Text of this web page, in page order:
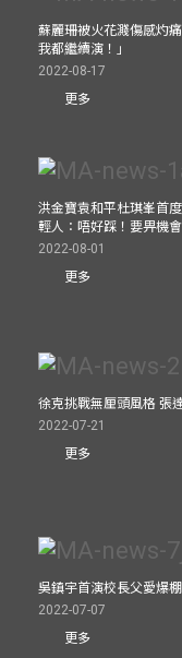
蘇麗珊被火花濺傷感灼
我都繼續演！」
2022-08-17
更多
洪金寶袁和平杜琪峯首
輕人：唔好踩！要畀機
2022-08-01
更多
徐克挑戰無厘頭風格 張
2022-07-21
更多
吳鎮宇首演校長父愛爆棚
2022-07-07
更多